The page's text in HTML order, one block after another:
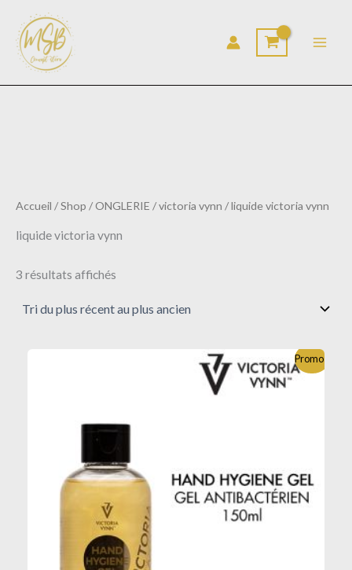
contenu
Accueil /Shop /ONGLERIE /victoria vynn / liquide victoria vynn
liquide victoria vynn
3 résultats affichés
Promo !